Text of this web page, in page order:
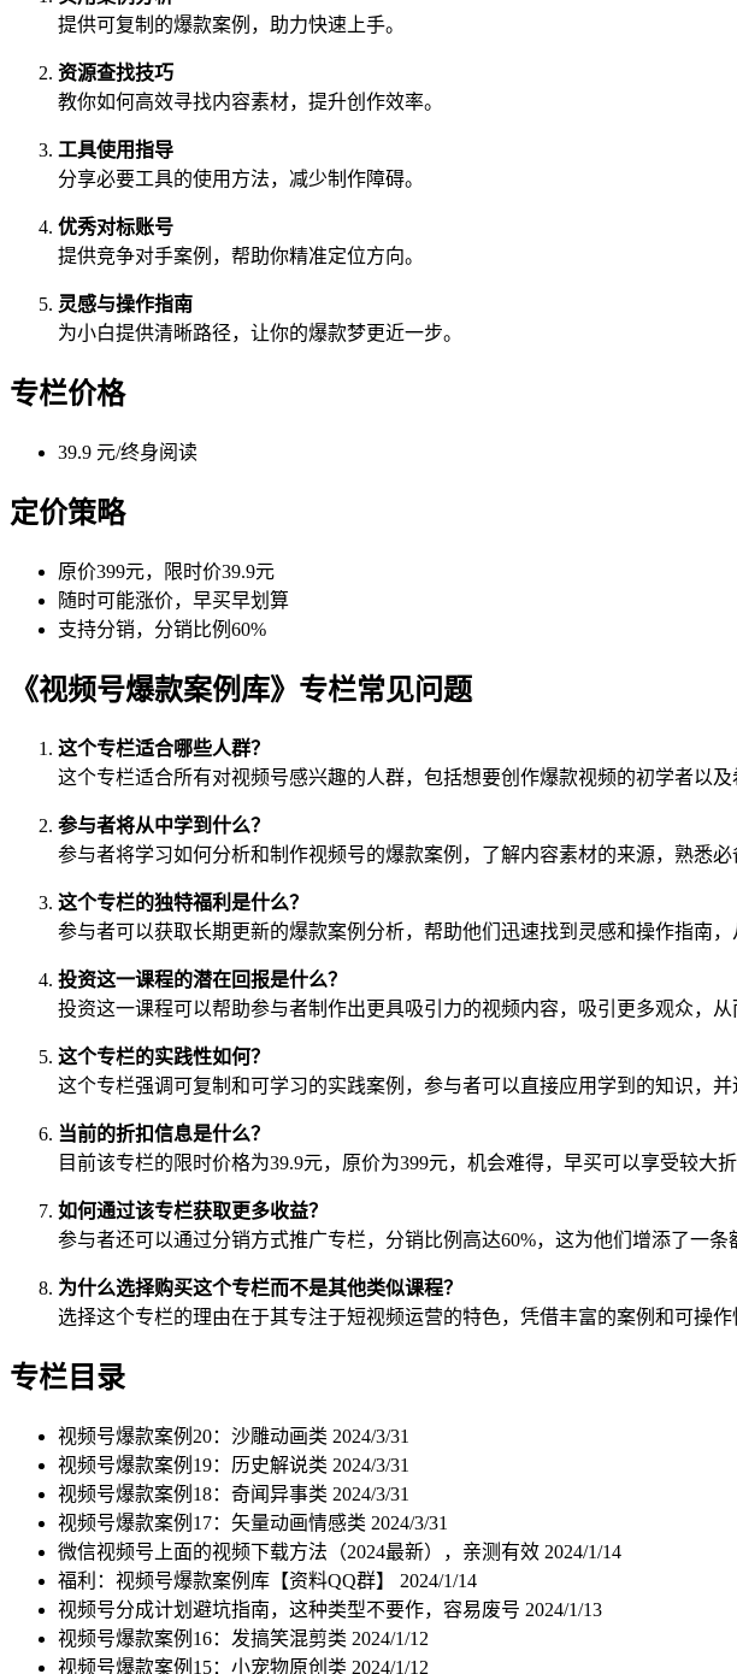
提供可复制的爆款案例，助力快速上手。
资源查找技巧
教你如何高效寻找内容素材，提升创作效率。
工具使用指导
分享必要工具的使用方法，减少制作障碍。
优秀对标账号
提供竞争对手案例，帮助你精准定位方向。
灵感与操作指南
为小白提供清晰路径，让你的爆款梦更近一步。
专栏价格
39.9 元/终身阅读
定价策略
原价399元，限时价39.9元
随时可能涨价，早买早划算
支持分销，分销比例60%
《视频号爆款案例库》专栏常见问题
这个专栏适合哪些人群？
这个专栏适合所有对视频号感兴趣的人群，包括想要创作爆款视频的初学者以及
参与者将从中学到什么？
参与者将学习如何分析和制作视频号的爆款案例，了解内容素材的来源，熟悉
这个专栏的独特福利是什么？
参与者可以获取长期更新的爆款案例分析，帮助他们迅速找到灵感和操作指南，
投资这一课程的潜在回报是什么？
投资这一课程可以帮助参与者制作出更具吸引力的视频内容，吸引更多观众，
这个专栏的实践性如何？
这个专栏强调可复制和可学习的实践案例，参与者可以直接应用学到的知识，并
当前的折扣信息是什么？
目前该专栏的限时价格为39.9元，原价为399元，机会难得，早买可以享受较大折
如何通过该专栏获取更多收益？
参与者还可以通过分销方式推广专栏，分销比例高达60%，这为他们增添了一条
为什么选择购买这个专栏而不是其他类似课程？
选择这个专栏的理由在于其专注于短视频运营的特色，凭借丰富的案例和可操
专栏目录
视频号爆款案例20：沙雕动画类 2024/3/31
视频号爆款案例19：历史解说类 2024/3/31
视频号爆款案例18：奇闻异事类 2024/3/31
视频号爆款案例17：矢量动画情感类 2024/3/31
微信视频号上面的视频下载方法（2024最新），亲测有效 2024/1/14
福利：视频号爆款案例库【资料QQ群】 2024/1/14
视频号分成计划避坑指南，这种类型不要作，容易废号 2024/1/13
视频号爆款案例16：发搞笑混剪类 2024/1/12
视频号爆款案例15：小宠物原创类 2024/1/12